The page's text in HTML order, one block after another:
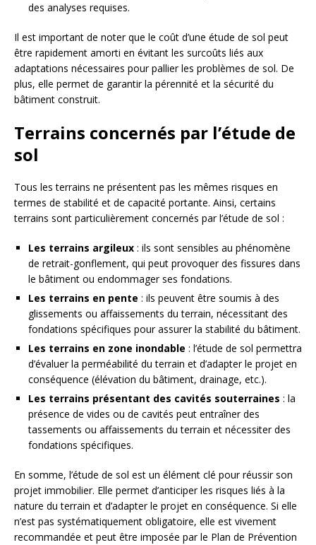
des analyses requises.
Il est important de noter que le coût d’une étude de sol peut
être rapidement amorti en évitant les surcoûts liés aux
adaptations nécessaires pour pallier les problèmes de sol. De
plus, elle permet de garantir la pérennité et la sécurité du
bâtiment construit.
Terrains concernés par l’étude de
sol
Tous les terrains ne présentent pas les mêmes risques en
termes de stabilité et de capacité portante. Ainsi, certains
terrains sont particulièrement concernés par l’étude de sol :
Les terrains argileux : ils sont sensibles au phénomène
de retrait-gonflement, qui peut provoquer des fissures dans
le bâtiment ou endommager ses fondations.
Les terrains en pente : ils peuvent être soumis à des
glissements ou affaissements du terrain, nécessitant des
fondations spécifiques pour assurer la stabilité du bâtiment.
Les terrains en zone inondable : l’étude de sol permettra
d’évaluer la perméabilité du terrain et d’adapter le projet en
conséquence (élévation du bâtiment, drainage, etc.).
Les terrains présentant des cavités souterraines : la
présence de vides ou de cavités peut entraîner des
tassements ou affaissements du terrain et nécessiter des
fondations spécifiques.
En somme, l’étude de sol est un élément clé pour réussir son
projet immobilier. Elle permet d’anticiper les risques liés à la
nature du terrain et d’adapter le projet en conséquence. Si elle
n’est pas systématiquement obligatoire, elle est vivement
recommandée et peut être imposée par le Plan de Prévention